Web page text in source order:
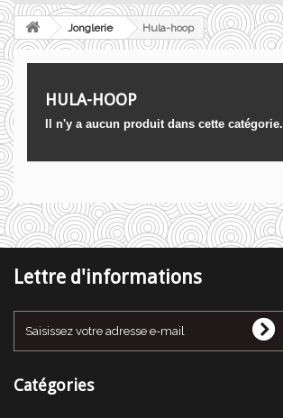
Jonglerie Hula-hoop
HULA-HOOP
Il n'y a aucun produit dans cette catégorie.
Lettre d'informations
Catégories